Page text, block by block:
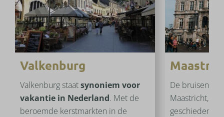
Valkenburg
Valkenburg staatsynoniem voor
vakantie in Nederland. Met de
beroemde kerstmarkten in de
De bruisende
Maastricht,
geschiedenis